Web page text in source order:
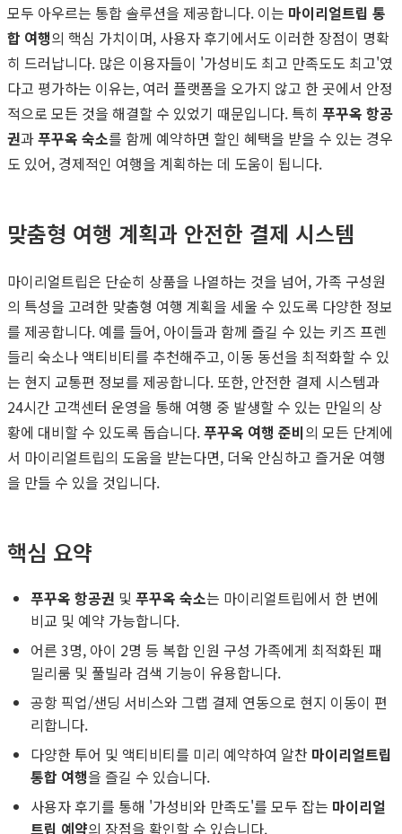
모두 아우르는 통합 솔루션을 제공합니다. 이는 마이리얼트립 통
합 여행의 핵심 가치이며, 사용자 후기에서도 이러한 장점이 명확
히 드러납니다. 많은 이용자들이 '가성비도 최고 만족도도 최고'였
다고 평가하는 이유는, 여러 플랫폼을 오가지 않고 한 곳에서 안정
적으로 모든 것을 해결할 수 있었기 때문입니다. 특히 푸꾸옥 항공
권과푸꾸옥 숙소를 함께 예약하면 할인 혜택을 받을 수 있는 경우
도 있어, 경제적인 여행을 계획하는 데 도움이 됩니다.
맞춤형 여행 계획과 안전한 결제 시스템
마이리얼트립은 단순히 상품을 나열하는 것을 넘어, 가족 구성원
의 특성을 고려한 맞춤형 여행 계획을 세울 수 있도록 다양한 정보
를 제공합니다. 예를 들어, 아이들과 함께 즐길 수 있는 키즈 프렌
들리 숙소나 액티비티를 추천해주고, 이동 동선을 최적화할 수 있
는 현지 교통편 정보를 제공합니다. 또한, 안전한 결제 시스템과
24시간 고객센터 운영을 통해 여행 중 발생할 수 있는 만일의 상
황에 대비할 수 있도록 돕습니다.푸꾸옥 여행 준비의 모든 단계에
서 마이리얼트립의 도움을 받는다면, 더욱 안심하고 즐거운 여행
을 만들 수 있을 것입니다.
핵심 요약
푸꾸옥 항공권 및 푸꾸옥 숙소는 마이리얼트립에서 한 번에
비교 및 예약 가능합니다.
어른 3명, 아이 2명 등 복합 인원 구성 가족에게 최적화된 패
밀리룸 및 풀빌라 검색 기능이 유용합니다.
공항 픽업/샌딩 서비스와 그랩 결제 연동으로 현지 이동이 편
리합니다.
다양한 투어 및 액티비티를 미리 예약하여 알찬 마이리얼트립
통합 여행을 즐길 수 있습니다.
사용자 후기를 통해 '가성비와 만족도'를 모두 잡는 마이리얼
트립 예약의 장점을 확인할 수 있습니다.